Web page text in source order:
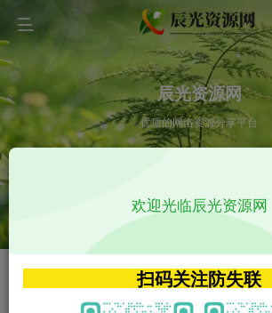
辰光资源网
优质的网络资源分享平台
VIP特权介绍
VIP特权介绍
火
欢迎光临辰光资源网
扫码关注防失联